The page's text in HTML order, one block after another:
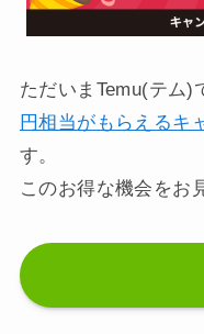
ただいまTemu(テム)
円相当がもらえるキ
す。
このお得な機会をお